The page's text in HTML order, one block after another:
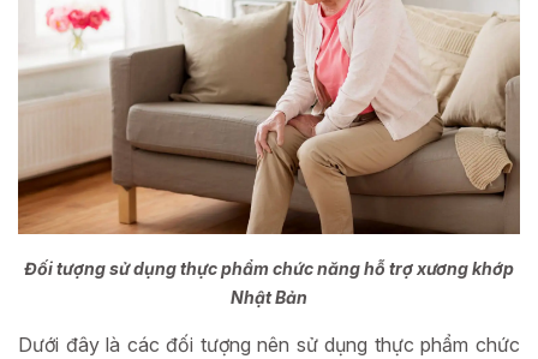
Đối tượng sử dụng thực phẩm chức năng hỗ trợ xương khớp
Nhật Bản
Dưới đây là các đối tượng nên sử dụng thực phẩm chức